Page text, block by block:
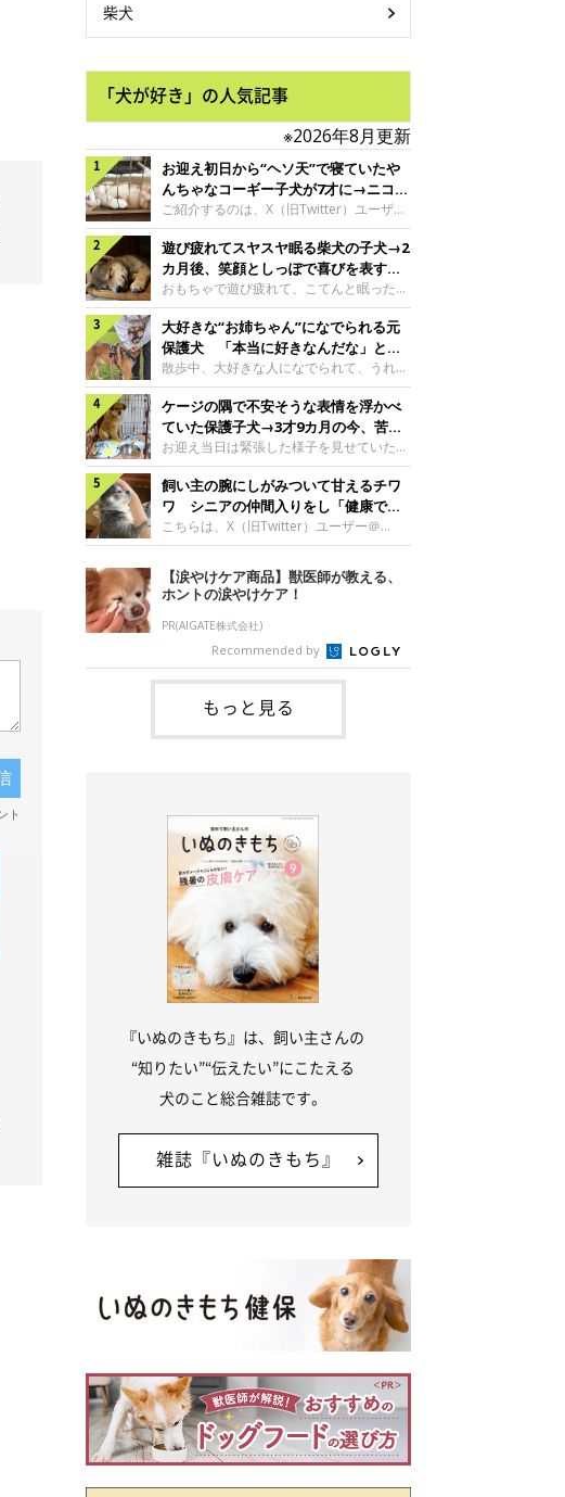
柴犬
「犬が好き」の人気記事
※2026年8月更新
お迎え初日から“ヘソ天”で寝ていたや
んちゃなコーギー子犬が7才に→ニコニ
コ“コーギースマイル”が魅力のコに成
長！
ご紹介するのは、X（旧Twitter）ユーザー
＠Kus1oKg2vsgdWS2さんの愛犬でウェル
シュ・コーギー・ペンブロークの神楽ちゃ
ん。今年の8月で7才になるという神楽ちゃ
んですが、いったいどんな子犬時代を過ご
したのでしょうか。今回は、神楽ちゃんの
成長を飼い主さんと振り返ります！神楽ち
ゃんの成長について聞いた！お迎えから数
日後の神楽ちゃん（撮影時生後2カ月）＠
Kus1oKg2vsgdWS2――お迎え当初の神楽
ちゃんの様子について教えてください。飼
い主さん： 「お迎え当日から“ヘソ天”で寝
るようなコでし
遊び疲れてスヤスヤ眠る柴犬の子犬→2
カ月後、笑顔としっぽで喜びを表すコ
に成長！
おもちゃで遊び疲れて、こてんと眠った子
犬。あれから2カ月、表情や行動にさまざ
まな変化が見られるようになりました。遊
び疲れて眠る生後2カ月のなっちゃん遊び
疲れた様子のなっちゃん。@Pkndg_紹介
するのは、X（旧Twitter）ユーザー
@Pkndg_さんの愛犬・なっちゃん（取材
時、生後4カ月／柴犬）。こちらの写真
は、なっちゃんが生後2カ月のころに撮影
された一枚です。この日、なっちゃんは家
族と一緒におもちゃで遊んでいました。た
くさん遊んで疲れたのか、その後は眠り始
めたそうです。眠るなっちゃん。
@Pkndg_
大好きな“お姉ちゃん”になでられる元
保護犬 「本当に好きなんだな」と感
じる表情にほっこり
散歩中、大好きな人になでられて、うれし
そうな表情を見せる元保護犬。甘えるよう
な姿に、見ているこちらまでほっこりしま
す。大好きな“お姉ちゃん”に甘える小次郎
くん妹さんになでてもらい、うれしそうな
表情を見せる小次郎くん（2026年6月撮
影）。@mika_Jimmy紹介するのは、X（旧
Twitter）ユーザー@mika_Jimmyさんの愛
犬・小次郎くん（撮影時5才）。こちら
は、飼い主さんの妹さんと一緒に散歩をし
日、飼い主さんは実家から自宅へ帰る途
中、妹さんと公園で待ち合わせ
ケージの隅で不安そうな表情を浮かべ
ていた保護子犬→3才9カ月の今、苦手
を克服し頼もしいコに成長！
お迎え当日は緊張した様子を見せていた元
野犬の保護子犬。あれから約3年半、苦手
だったことを一つひとつ克服し、家族に寄
り添う姿を見せています。お迎え当日、ケ
ージの隅で不安そうにお迎え当日のシルビ
アちゃん。@nemonemotos今回紹介する
のは、X（旧Twitter）ユーザー
@nemonemotosさんの愛犬・シルビアち
ゃん（撮影当時、生後推定2カ月）。飼い
主さんが「#最初に撮った一枚」として投
稿した写真には、ケージの隅で不安そうな
表情を浮かべるシルビアちゃんの姿が写っ
ていました。こちらは、保護犬だったシル
飼い主の腕にしがみついて甘えるチワ
ワ シニアの仲間入りをし「健康で穏
やかな暮らしが続いてほしい」と願う
こちらは、X（旧Twitter）ユーザー＠
kotubusuke617さんが投稿した写真。写
っているのは、愛犬でチワワのつぶしゃん
（本名：こつぶちゃん）です。飼い主さん
の腕にしがみつくつぶしゃん（撮影時6
才）＠kotubusuke617撮影当時の状況に
ついて伺うと、飼い主さんはこう教えてく
れました。飼い主さん： 「ある休日のこ
とです。私がソファに座った途端にひざの
上にのってきたので、そのままなでながら
テレビを見ていたのですが、微動だにしな
いので気になって見てみると、腕にしがみ
【涙やけケア商品】獣医師が教える、
ホントの涙やけケア！
PR(AIGATE株式会社)
Recommended by
もっと見る
『いぬのきもち』は、飼い主さんの
“知りたい”“伝えたい”にこたえる
犬のこと総合雑誌です。
雑誌『いぬのきもち』